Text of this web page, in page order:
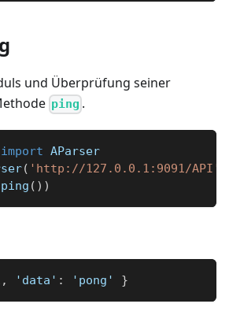
und Überprüfung seiner
ping .
import AParser
( 'http://127.0.0.1:9091/API'
ping ( ) )
, 'data' : 'pong' }